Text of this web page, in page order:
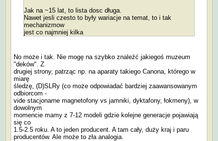
Jak na ~15 lat, to lista dosc długa.
Nawet jesli czesto to były wariacje na temat, to i tak
mechanizmow
jest co najmniej kilka
No może i tak. Nie mogę na szybko znaleźć jakiegoś muzeum
"deków". Z
drugiej strony, patrząc np. na aparaty takiego Canona, którego w
miarę
śledzę, (D)SLRy (co może odpowiadać bardziej zaawansowanym
odbiorcom -
vide stacjonarne magnetofony vs jamniki, dyktafony, łokmeny), w
dowolnym
momencie mamy z 7-12 modeli gdzie kolejne generacje pojawiają
się co
1.5-2.5 roku. A to jeden producent. A tam cały, duży kraj i paru
producentów. Ale może to zła analogia.